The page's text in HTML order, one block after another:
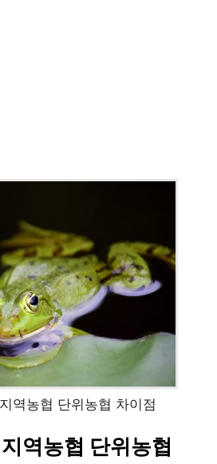
역농협 단위농협 차이점
역농협 단위농협